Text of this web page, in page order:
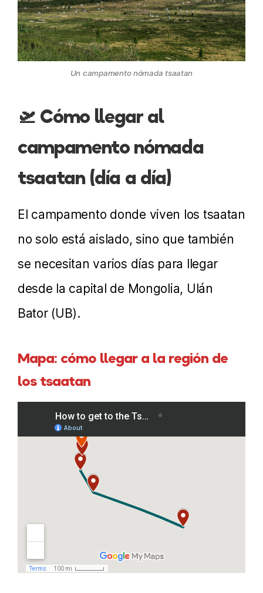
Un campamento nómada tsaatan
🛫 Cómo llegar al
campamento nómada
tsaatan (día a día)
El campamento donde viven los tsaatan
no solo está aislado, sino que también
se necesitan varios días para llegar
desde la capital de Mongolia, Ulán
Bator (UB).
Mapa: cómo llegar a la región de
los tsaatan